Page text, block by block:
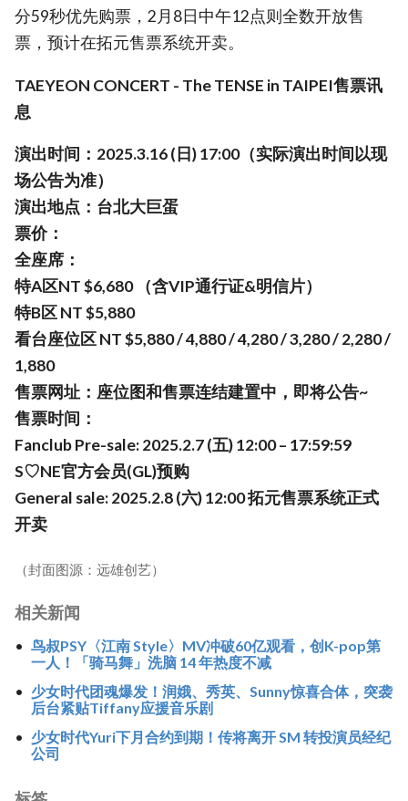
分59秒优先购票，2月8日中午12点则全数开放售
票，预计在拓元售票系统开卖。
TAEYEON CONCERT - The TENSE in TAIPEI售票讯
息
演出时间：2025.3.16 (日) 17:00（实际演出时间以现
场公告为准）
演出地点：台北大巨蛋
票价：
全座席：
特A区NT $6,680 （含VIP通行证&明信片）
特B区 NT $5,880
看台座位区 NT $5,880 / 4,880 / 4,280 / 3,280 / 2,280 /
1,880
售票网址：座位图和售票连结建置中，即将公告~
售票时间：
Fanclub Pre-sale: 2025.2.7 (五) 12:00 – 17:59:59
S♡NE官方会员(GL)预购
General sale: 2025.2.8 (六) 12:00 拓元售票系统正式
开卖
（封面图源：远雄创艺）
相关新闻
鸟叔PSY〈江南 Style〉MV冲破60亿观看，创K-pop第
一人！「骑马舞」洗脑 14 年热度不减
少女时代团魂爆发！润娥、秀英、Sunny惊喜合体，突袭
后台紧贴Tiffany应援音乐剧
少女时代Yuri下月合约到期！传将离开 SM 转投演员经纪
公司